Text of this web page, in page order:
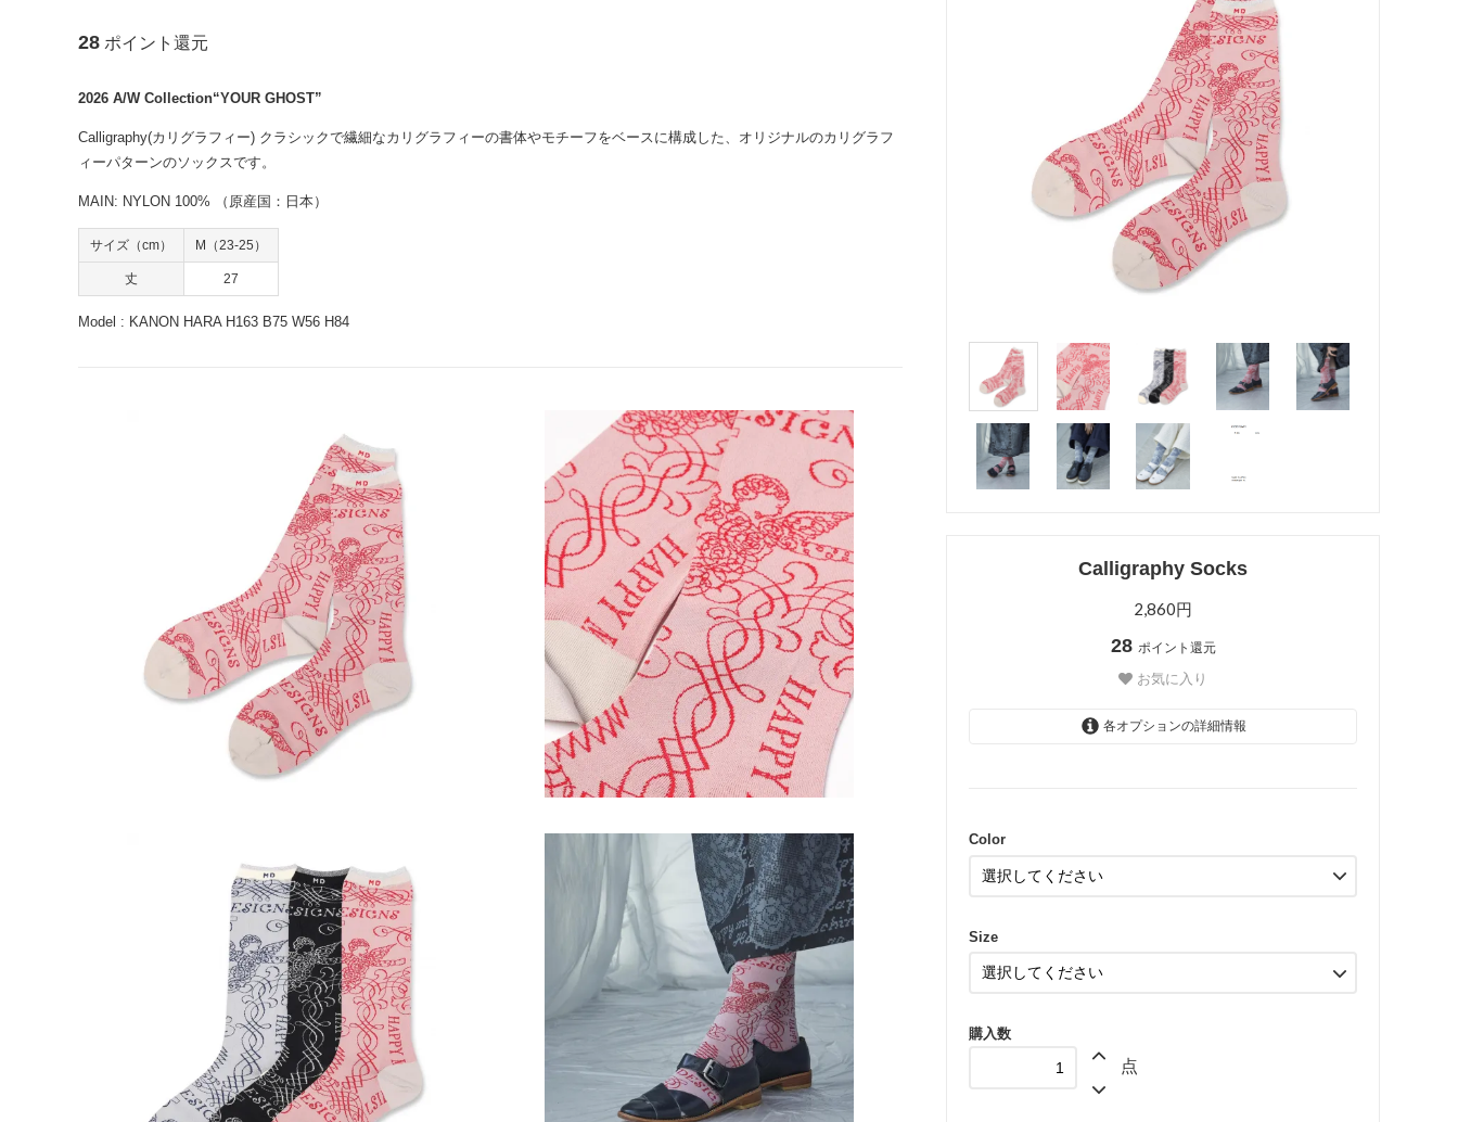
Calligraphy Socks
2,860円
28 ポイント還元
お気に入り
各オプションの詳細情報
Color
Size
購入数
点
28 ポイント還元
2026 A/W Collection“YOUR GHOST”
Calligraphy(カリグラフィー) クラシックで繊細なカリグラフィーの書体やモチーフをベースに構成した、オリジナルのカリグラフ
ィーパターンのソックスです。
MAIN: NYLON 100% （原産国：日本）
サイズ（cm） M（23-25）
丈 27
Model : KANON HARA H163 B75 W56 H84